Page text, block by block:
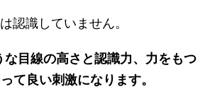
認識していません。
な目線の高さと認識力、力をもつ
て良い刺激になります。